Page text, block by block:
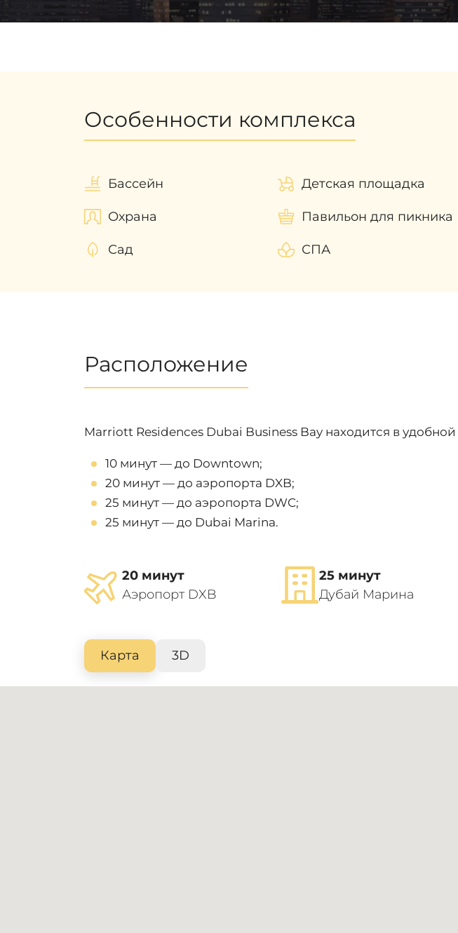
Особенности комплекса
Бассейн Детская площадка
Охрана Павильон для пикника
Сад СПА
Расположение
Marriott Residences Dubai Business Bay находится в
10 минут — до Downtown;
20 минут — до аэропорта DXB;
25 минут — до аэропорта DWC;
25 минут — до Dubai Marina.
20 минут
Аэропорт DXB
25 минут
Дубай Марина
Карта 3D